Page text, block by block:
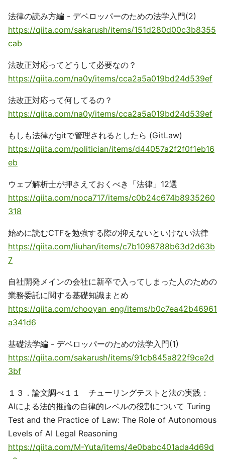
法律の読み方編 - デベロッパーのための法学入門(2)
https://qiita.com/sakarush/items/151d280d00c3b8355
cab
法改正対応ってどうして必要なの？
https://qiita.com/na0y/items/cca2a5a019bd24d539ef
法改正対応って何してるの？
https://qiita.com/na0y/items/cca2a5a019bd24d539ef
もしも法律がgitで管理されるとしたら (GitLaw)
https://qiita.com/politician/items/d44057a2f2f0f1eb16
eb
ウェブ解析士が押さえておくべき「法律」12選
https://qiita.com/noca717/items/c0b24c674b8935260
318
始めに読むCTFを勉強する際の抑えないといけない法律
https://qiita.com/liuhan/items/c7b1098788b63d2d63b
7
自社開発メインの会社に新卒で入ってしまった人のための
業務委託に関する基礎知識まとめ
https://qiita.com/chooyan_eng/items/b0c7ea42b46961
a341d6
基礎法学編 - デベロッパーのための法学入門(1)
https://qiita.com/sakarush/items/91cb845a822f9ce2d
3bf
１３．論文調べ１１ チューリングテストと法の実践：
AIによる法的推論の自律的レベルの役割について Turing
Test and the Practice of Law: The Role of Autonomous
Levels of AI Legal Reasoning
https://qiita.com/M-Yuta/items/4e0babc401ada4d69d